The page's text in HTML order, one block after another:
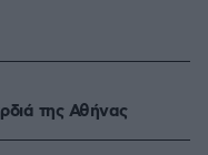
της Αθήνας